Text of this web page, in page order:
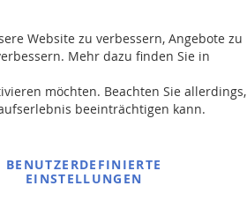
Website zu verbessern, Angebote zu
Mehr dazu finden Sie in
möchten. Beachten Sie allerdings,
beeinträchtigen kann.
BENUTZERDEFINIERTE
EINSTELLUNGEN